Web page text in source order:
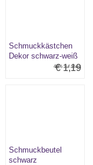
Schmuckkästchen
Dekor schwarz-weiß
40% auf alles:
€ 1,19
Schmuckbeutel
schwarz